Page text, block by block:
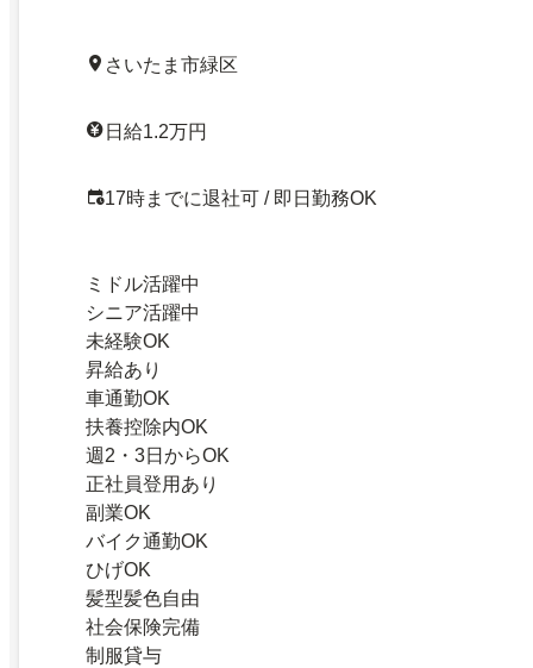
さいたま市緑区
日給1.2万円
17時までに退社可 / 即日勤務OK
ミドル活躍中
シニア活躍中
未経験OK
昇給あり
車通勤OK
扶養控除内OK
週2・3日からOK
正社員登用あり
副業OK
バイク通勤OK
ひげOK
髪型髪色自由
社会保険完備
制服貸与